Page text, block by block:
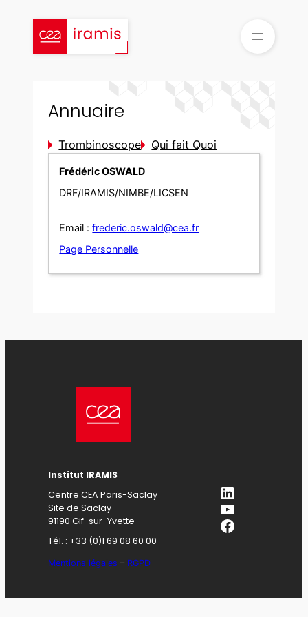
contenu
Annuaire
Trombinoscope Qui fait Quoi
Frédéric OSWALD
DRF/IRAMIS/NIMBE/LICSEN
Email :frederic.oswald@cea.fr
Page Personnelle
Institut IRAMIS
Centre CEA Paris-Saclay
Site de Saclay
91190 Gif-sur-Yvette
Tél. : +33 (0)1 69 08 60 00
Mentions légales – RGPD
LinkedIn
YouTube
Facebook